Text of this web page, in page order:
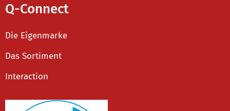
Q-Connect
Die Eigenmarke
Das Sortiment
Interaction